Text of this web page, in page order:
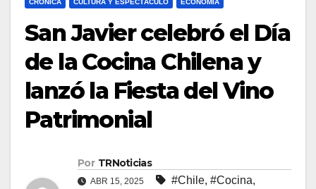
CRÓNICA CULTURA Y ESPECTÁCULO ECONOMÍA
San Javier celebró el Día
de la Cocina Chilena y
lanzó la Fiesta del Vino
Patrimonial
Por TRNoticias
ABR 15, 2025 #Chile, #Cocina,